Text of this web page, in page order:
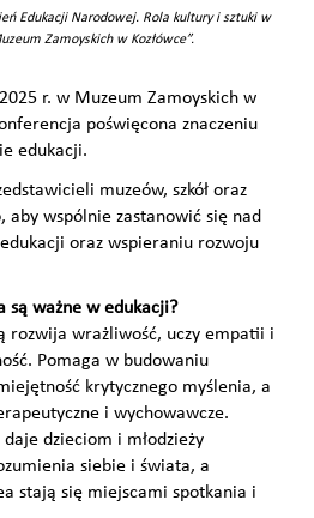
Edukacji Narodowej. Rola kultury i sztuki w
Zamoyskich w Kozłówce”.
r. w Muzeum Zamoyskich w
poświęcona znaczeniu
edukacji.
muzeów, szkół oraz
aby wspólnie zastanowić się nad
oraz wspieraniu rozwoju
są ważne w edukacji?
rozwija wrażliwość, uczy empatii i
Pomaga w budowaniu
krytycznego myślenia, a
i wychowawcze.
dzieciom i młodzieży
siebie i świata, a
stają się miejscami spotkania i